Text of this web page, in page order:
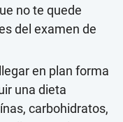
no te quede
del examen de
en plan forma
una dieta
carbohidratos,